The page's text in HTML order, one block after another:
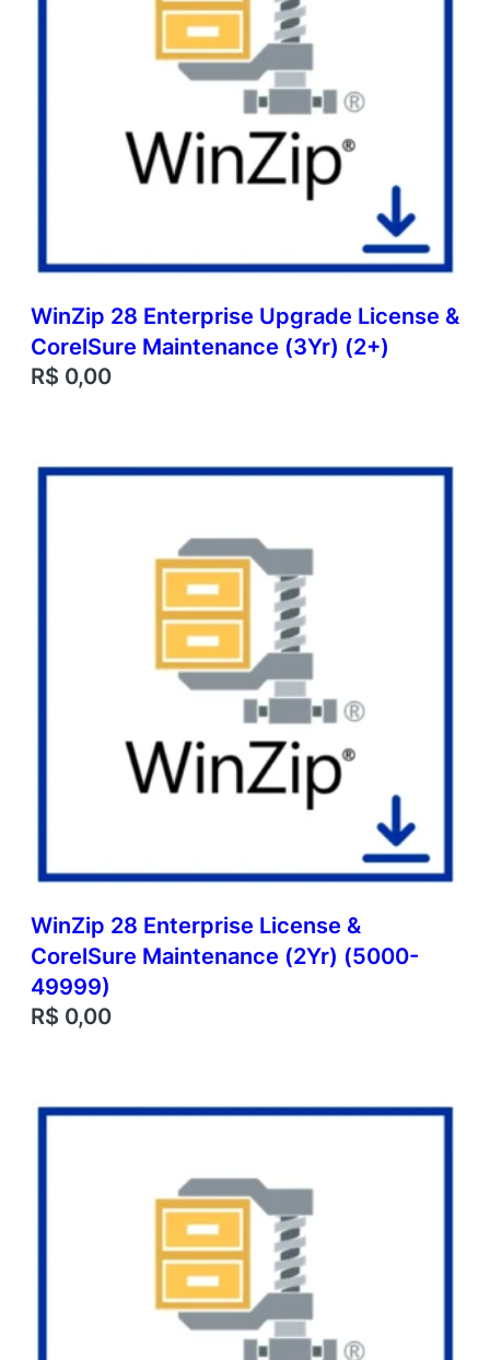
WinZip 28 Enterprise Upgrade License &
CorelSure Maintenance (3Yr) (2+)
R$ 0,00
WinZip 28 Enterprise License &
CorelSure Maintenance (2Yr) (5000-
49999)
R$ 0,00